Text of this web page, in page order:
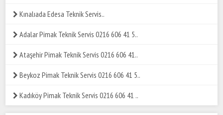
Kınalıada Edesa Teknik Servis..
Adalar Pimak Teknik Servis 0216 606 41 5..
Ataşehir Pimak Teknik Servis 0216 606 41..
Beykoz Pimak Teknik Servis 0216 606 41 5..
Kadıköy Pimak Teknik Servis 0216 606 41 ..